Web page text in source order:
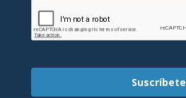
Suscríbete